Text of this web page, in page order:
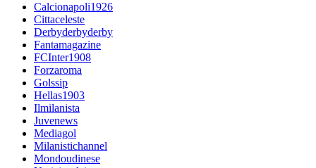
Calcionapoli1926
Cittaceleste
Derbyderbyderby
Fantamagazine
FCInter1908
Forzaroma
Golssip
Hellas1903
Ilmilanista
Juvenews
Mediagol
Milanistichannel
Mondoudinese